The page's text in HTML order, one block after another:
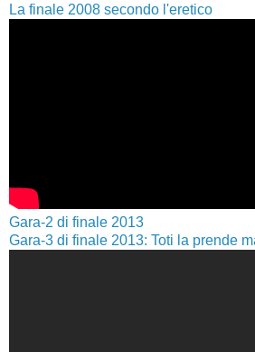
La finale 2008 secondo l'eretico
Gara-2 di finale 2013
Gara-3 di finale 2013: Toti la prende